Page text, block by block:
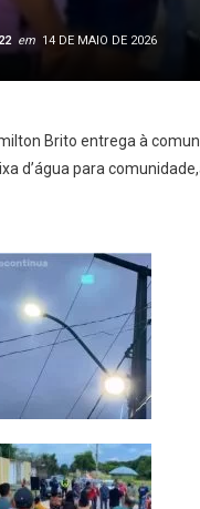
em 14 DE MAIO DE 2026
Brito entrega à
d’água para